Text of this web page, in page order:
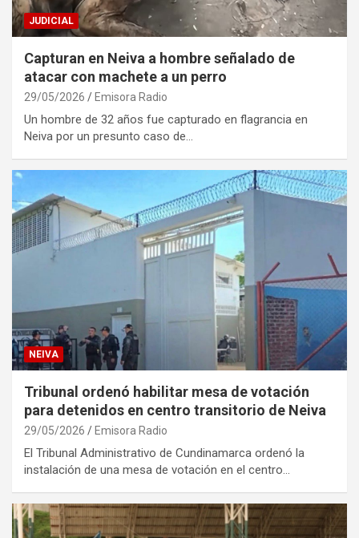
JUDICIAL
Capturan en Neiva a hombre señalado de
atacar con machete a un perro
29/05/2026 Emisora Radio
Un hombre de 32 años fue capturado en flagrancia en
Neiva por un presunto caso de…
NEIVA
Tribunal ordenó habilitar mesa de votación
para detenidos en centro transitorio de Neiva
29/05/2026 Emisora Radio
El Tribunal Administrativo de Cundinamarca ordenó la
instalación de una mesa de votación en el centro…